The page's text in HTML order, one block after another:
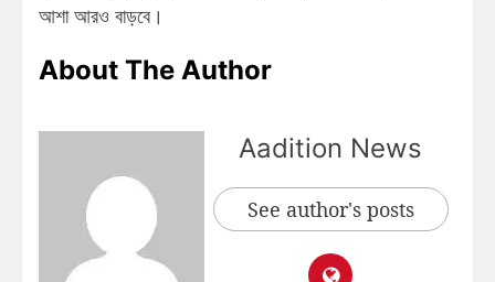
আশা আরও বাড়বে।
About The Author
Aadition News
See author's posts